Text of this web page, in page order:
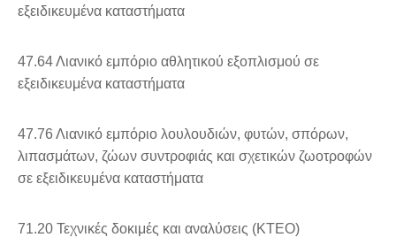
εξειδικευμένα καταστήματα
47.64 Λιανικό εμπόριο αθλητικού εξοπλισμού σε
εξειδικευμένα καταστήματα
47.76 Λιανικό εμπόριο λουλουδιών, φυτών, σπόρων,
λιπασμάτων, ζώων συντροφιάς και σχετικών ζωοτροφών
σε εξειδικευμένα καταστήματα
71.20 Τεχνικές δοκιμές και αναλύσεις (ΚΤΕΟ)